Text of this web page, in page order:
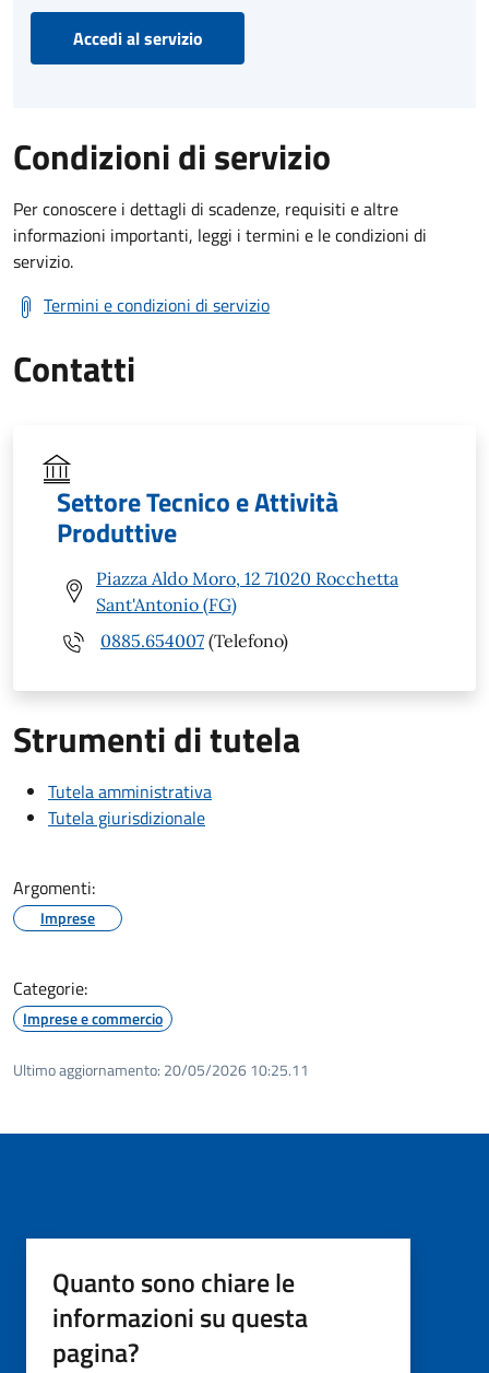
Accedi al servizio
Condizioni di servizio
Per conoscere i dettagli di scadenze, requisiti e altre
informazioni importanti, leggi i termini e le condizioni di
servizio.
Termini e condizioni di servizio
Contatti
Settore Tecnico e Attività
Produttive
Piazza Aldo Moro, 12 71020 Rocchetta
Sant'Antonio (FG)
0885.654007 (Telefono)
Strumenti di tutela
Tutela amministrativa
Tutela giurisdizionale
Argomenti:
Imprese
Categorie:
Imprese e commercio
Ultimo aggiornamento: 20/05/2026 10:25.11
Quanto sono chiare le
informazioni su questa
pagina?